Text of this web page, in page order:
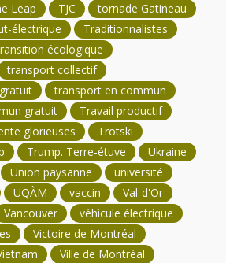
Leap TJC
tornade Gatineau
électrique
Traditionnalistes
écologique
transport collectif
transport en commun
gratuit
Travail productif
glorieuses
Trotski
Trump. Terre-étuve
Ukraine
Union paysanne
université
UQÀM vaccin
Val-d'Or
Vancouver
véhicule électrique
Victoire de Montréal
Ville de Montréal